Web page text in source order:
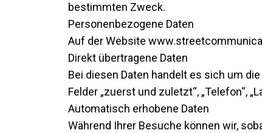
bestimmten Zweck.
Personenbezogene Daten
Auf der Website
Direkt übertragene Daten
Bei diesen Daten handelt es sich um
Felder „zuerst und zuletzt“, „Telefon“,
Automatisch erhobene Daten
Während Ihrer Besuche können wir,